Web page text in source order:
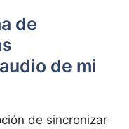
de
de ⁢mi
de⁣ sincronizar